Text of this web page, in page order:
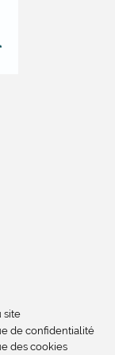
site
de confidentialité
des cookies